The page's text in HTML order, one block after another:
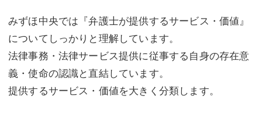
マスコミ取材・実績
アクセス
東京事務所 (新宿・四谷)
アクセス
東京事務所 (新宿・四谷)
埼玉事務所 (さいたま市)
みずほ中央では『弁護士が提供するサービス・価値』
についてしっかりと理解しています。
法律事務・法律サービス提供に従事する自身の存在意
義・使命の認識と直結しています。
提供するサービス・価値を大きく分類します。